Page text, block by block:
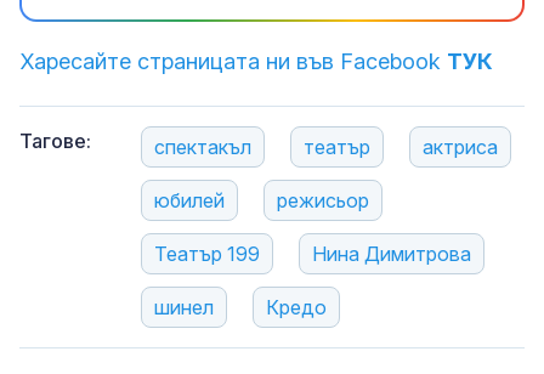
Харесайте страницата ни във Facebook ТУК
Тагове: спектакъл театър актриса
юбилей режисьор
Театър 199 Нина Димитрова
шинел Кредо